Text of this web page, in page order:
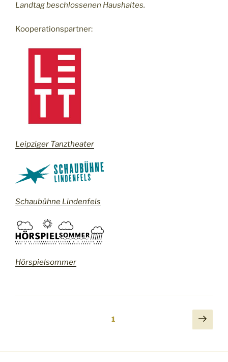
Landtag beschlossenen Haushaltes.
Kooperationspartner:
Leipziger Tanztheater
Schaubühne Lindenfels
Hörspielsommer
Seitennummerierung
Seite1